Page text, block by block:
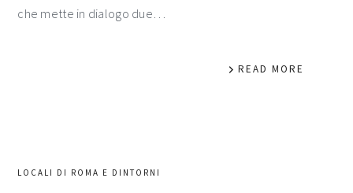
che mette in dialogo due…
READ MORE
LOCALI DI ROMA E DINTORNI